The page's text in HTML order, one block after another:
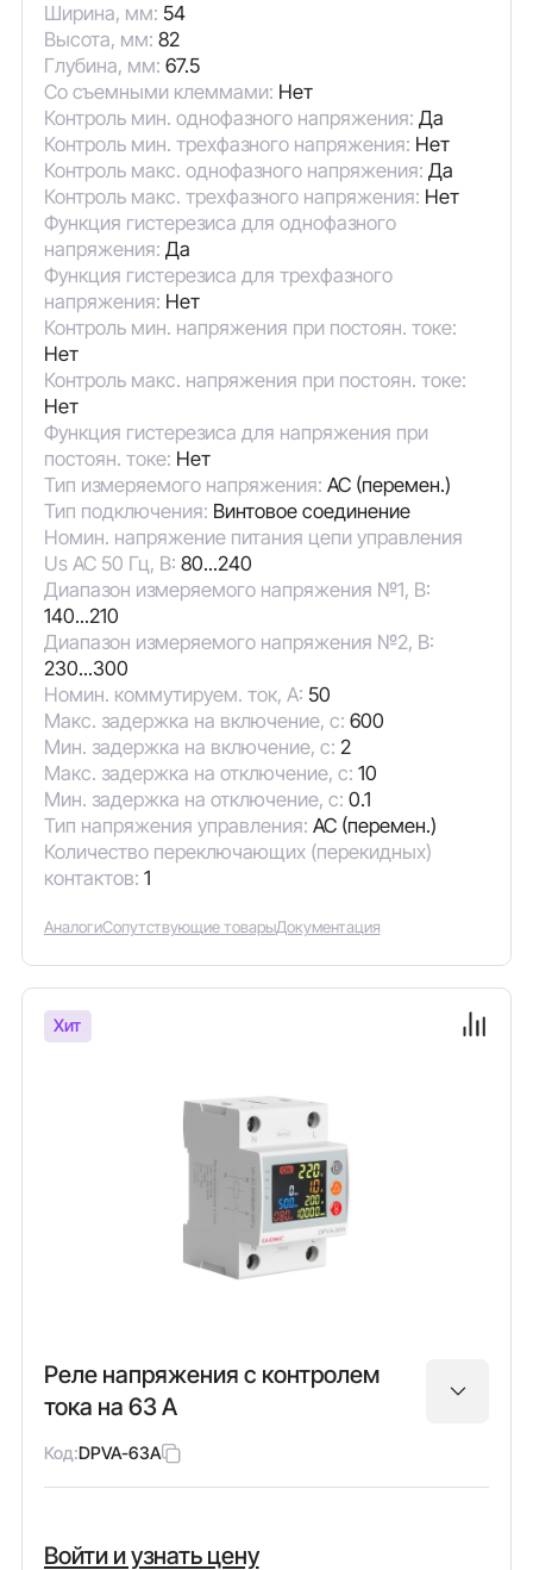
Ширина, мм: 54
Высота, мм: 82
Глубина, мм: 67.5
Со съемными клеммами: Нет
Контроль мин. однофазного напряжения: Да
Контроль мин. трехфазного напряжения: Нет
Контроль макс. однофазного напряжения: Да
Контроль макс. трехфазного напряжения: Нет
Функция гистерезиса для однофазного
напряжения: Да
Функция гистерезиса для трехфазного
напряжения: Нет
Контроль мин. напряжения при постоян. токе:
Нет
Контроль макс. напряжения при постоян. токе:
Нет
Функция гистерезиса для напряжения при
постоян. токе: Нет
Тип измеряемого напряжения: AC (перемен.)
Тип подключения: Винтовое соединение
Номин. напряжение питания цепи управления
Us AC 50 Гц, В: 80...240
Диапазон измеряемого напряжения №1, В:
140...210
Диапазон измеряемого напряжения №2, В:
230...300
Номин. коммутируем. ток, А: 50
Макс. задержка на включение, с: 600
Мин. задержка на включение, с: 2
Макс. задержка на отключение, с: 10
Мин. задержка на отключение, с: 0.1
Тип напряжения управления: AC (перемен.)
Количество переключающих (перекидных)
контактов: 1
АналогиСопутствующие товарыДокументация
Хит
Реле напряжения с контролем
тока на 63 А
Код:DPVA-63A
Войти и узнать цену